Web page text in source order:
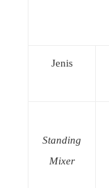
Jenis
Standing
Mixer